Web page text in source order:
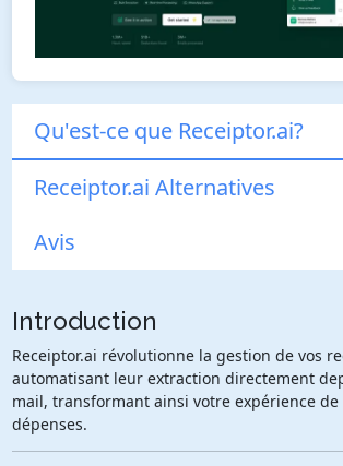
Qu'est-ce que Receiptor.ai?
Receiptor.ai Alternatives
Avis
Introduction
Receiptor.ai révolutionne la gestion de vos
automatisant leur extraction directement
mail, transformant ainsi votre expérience de
dépenses.